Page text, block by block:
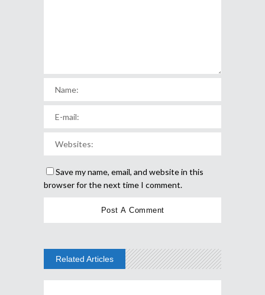
Save my name, email, and website in this
browser for the next time I comment.
Related Articles